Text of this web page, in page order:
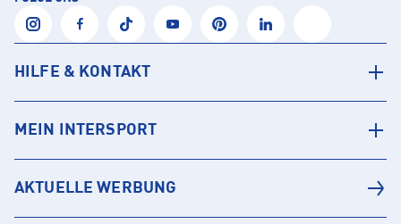
HILFE & KONTAKT
MEIN INTERSPORT
AKTUELLE WERBUNG